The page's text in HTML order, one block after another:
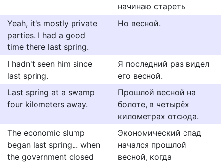
начинаю стареть
Yeah, it's mostly private
parties. I had a good
time there last spring.
Но весной.
I hadn't seen him since
last spring.
Я последний раз видел
его весной.
Last spring at a swamp
four kilometers away.
Прошлой весной на
болоте, в четырёх
километрах отсюда.
The economic slump
began last spring... when
the government closed
Экономический спад
начался прошлой
весной, когда